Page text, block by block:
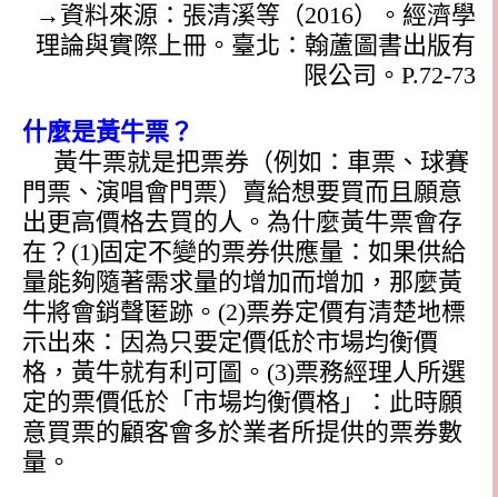
→資料來源：張清溪等（2016）。經濟學
理論與實際上冊。臺北：翰蘆圖書出版有
限公司。 P.72-73
什麼是黃牛票？
黃牛票就是把票券（例如：車票、球賽
門票、演唱會門票）賣給想要買而且願意
出更高價格去買的人。為什麼黃牛票會存
在？ (1)固定不變的票券供應量：如果供給
量能夠隨著需求量的增加而增加，那麼黃
牛將會銷聲匿跡。 (2)票券定價有清楚地標
示出來：因為只要定價低於市場均衡價
格，黃牛就有利可圖。 (3)票務經理人所選
定的票價低於「市場均衡價格」：此時願
意買票的顧客會多於業者所提供的票券數
量。